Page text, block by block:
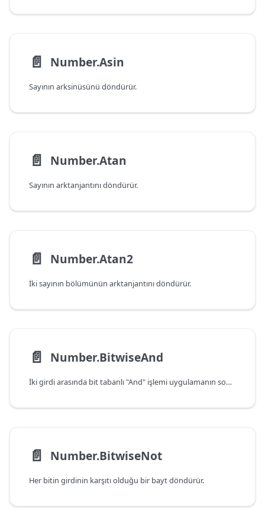
📄️ Number.Asin
Sayının arksinüsünü döndürür.
📄️ Number.Atan
Sayının arktanjantını döndürür.
📄️ Number.Atan2
İki sayının bölümünün arktanjantını döndürür.
📄️ Number.BitwiseAnd
İki girdi arasında bit tabanlı "And" işlemi uygulamanın sonucunu döndürür.
📄️ Number.BitwiseNot
Her bitin girdinin karşıtı olduğu bir bayt döndürür.